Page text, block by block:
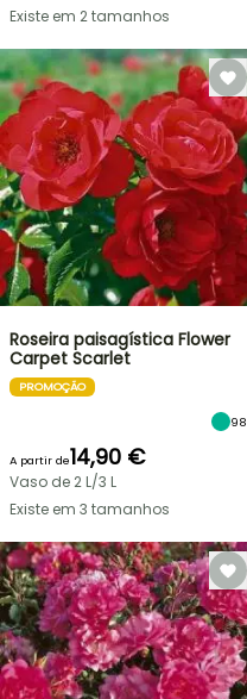
VENDAS
RELÂMPAGO
ATÉ
Existe em 2 tamanhos
Roseira paisagística Flower
Carpet Scarlet
PROMOÇÃO
98
A partir de14,90 €
Vaso de 2 L/3 L
Existe em 3 tamanhos